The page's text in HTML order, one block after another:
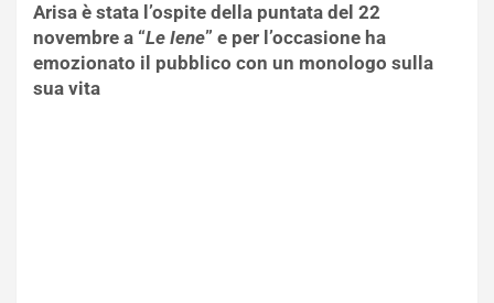
Arisa è stata l’ospite della puntata del 22
novembre a “Le Iene” e per l’occasione ha
emozionato il pubblico con un monologo sulla
sua vita